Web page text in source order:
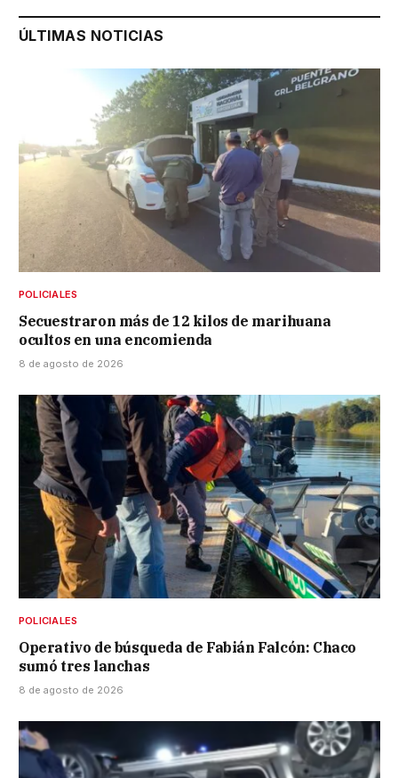
ÚLTIMAS NOTICIAS
POLICIALES
Secuestraron más de 12 kilos de marihuana
ocultos en una encomienda
8 de agosto de 2026
POLICIALES
Operativo de búsqueda de Fabián Falcón: Chaco
sumó tres lanchas
8 de agosto de 2026